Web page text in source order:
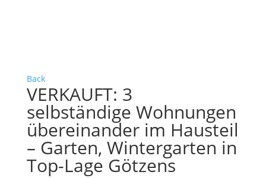
Back
VERKAUFT: 3
selbständige Wohnungen
übereinander im Hausteil
– Garten, Wintergarten in
Top-Lage Götzens